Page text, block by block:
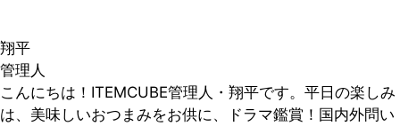
翔平
管理人
こんにちは！ITEMCUBE管理人・翔平です。平日の楽しみ
は、美味しいおつまみをお供に、ドラマ鑑賞！国内外問い